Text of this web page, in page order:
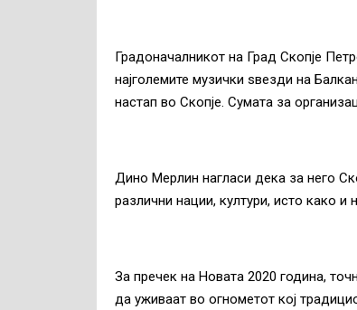
Градоначалникот на Град Скопје
најголемите музички ѕвезди на
настап во Скопје. Сумата за
Дино Мерлин нагласи дека за него
различни нации, култури, исто како и
За пречек на Новата 2020 година,
да уживаат во огнометот кој